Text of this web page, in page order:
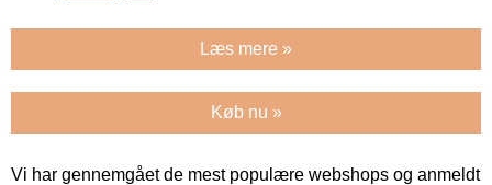
Læs mere »
Køb nu »
Vi har gennemgået de mest populære webshops og anmeldt